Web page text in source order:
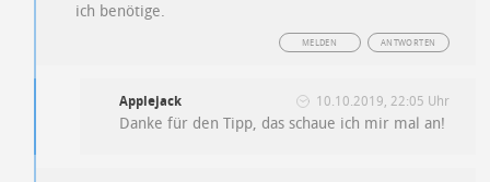
ich benötige.
ANTWORTEN
MELDEN
Applejack 10.10.2019, 22:05 Uhr
Danke für den Tipp, das schaue ich mir mal an!